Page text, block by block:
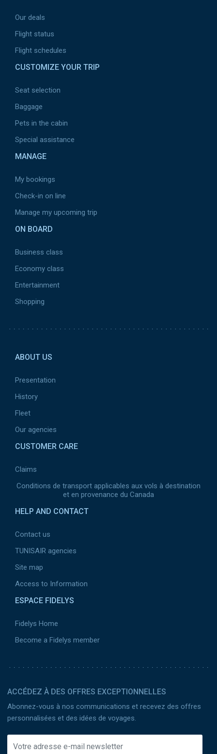
Our deals
Flight status
Flight schedules
CUSTOMIZE YOUR TRIP
Seat selection
Baggage
Pets in the cabin
Special assistance
MANAGE
My bookings
Check-in on line
Manage my upcoming trip
ON BOARD
Business class
Economy class
Entertainment
Shopping
ABOUT US
Presentation
History
Fleet
Our agencies
CUSTOMER CARE
Claims
Conditions de transport applicables aux vols à destination
et en provenance du Canada
HELP AND CONTACT
Contact us
TUNISAIR agencies
Site map
Access to Information
ESPACE FIDELYS
Fidelys Home
Become a Fidelys member
ACCÉDEZ À DES OFFRES EXCEPTIONNELLES
Abonnez-vous à nos communications et recevez des offres
personnalisées et des idées de voyages.